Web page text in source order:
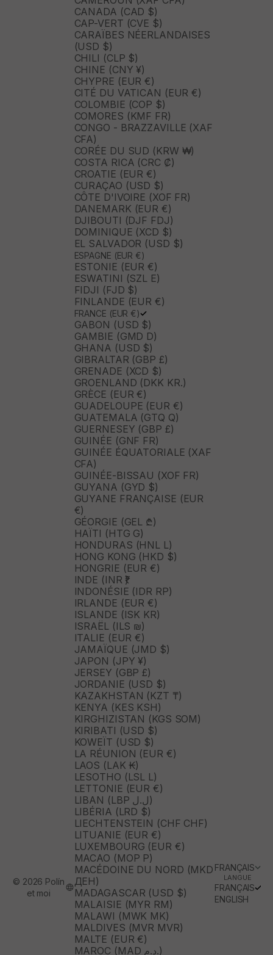
CANADA (CAD $)
CAP-VERT (CVE $)
CARAÏBES NÉERLANDAISES
(USD $)
CHILI (CLP $)
CHINE (CNY ¥)
CHYPRE (EUR €)
CITÉ DU VATICAN (EUR €)
COLOMBIE (COP $)
COMORES (KMF FR)
CONGO - BRAZZAVILLE (XAF
CFA)
CORÉE DU SUD (KRW ₩)
COSTA RICA (CRC ₡)
CROATIE (EUR €)
CURAÇAO (USD $)
CÔTE D'IVOIRE (XOF FR)
DANEMARK (EUR €)
DJIBOUTI (DJF FDJ)
DOMINIQUE (XCD $)
EL SALVADOR (USD $)
ESPAGNE (EUR €)
ESTONIE (EUR €)
ESWATINI (SZL E)
FIDJI (FJD $)
FINLANDE (EUR €)
FRANCE (EUR €)
GABON (USD $)
GAMBIE (GMD D)
GHANA (USD $)
GIBRALTAR (GBP £)
GRENADE (XCD $)
GROENLAND (DKK KR.)
GRÈCE (EUR €)
GUADELOUPE (EUR €)
GUATEMALA (GTQ Q)
GUERNESEY (GBP £)
GUINÉE (GNF FR)
GUINÉE ÉQUATORIALE (XAF
CFA)
GUINÉE-BISSAU (XOF FR)
GUYANA (GYD $)
GUYANE FRANÇAISE (EUR
€)
GÉORGIE (GEL ₾)
HAÏTI (HTG G)
HONDURAS (HNL L)
HONG KONG (HKD $)
HONGRIE (EUR €)
INDE (INR ₹)
INDONÉSIE (IDR RP)
IRLANDE (EUR €)
ISLANDE (ISK KR)
ISRAËL (ILS ₪)
ITALIE (EUR €)
JAMAÏQUE (JMD $)
JAPON (JPY ¥)
JERSEY (GBP £)
JORDANIE (USD $)
KAZAKHSTAN (KZT ₸)
KENYA (KES KSH)
KIRGHIZISTAN (KGS SOM)
KIRIBATI (USD $)
KOWEÏT (USD $)
LA RÉUNION (EUR €)
LAOS (LAK ₭)
LESOTHO (LSL L)
LETTONIE (EUR €)
LIBAN (LBP ل.ل)
LIBÉRIA (LRD $)
LIECHTENSTEIN (CHF CHF)
LITUANIE (EUR €)
LUXEMBOURG (EUR €)
MACAO (MOP P)
MACÉDOINE DU NORD (MKD
ДЕН)
MADAGASCAR (USD $)
MALAISIE (MYR RM)
MALAWI (MWK MK)
MALDIVES (MVR MVR)
MALTE (EUR €)
MAROC (MAD د.م.)
FRANÇAIS
LANGUE
FRANÇAIS
ENGLISH
© 2026 Polín
et moi